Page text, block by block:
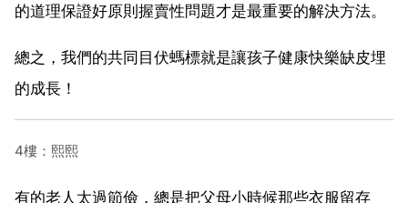
的道理保證好原則握賣性問題才是最重要的解決方法。
總之，我們的共同目伏螞標就是讓孩子健康快樂缺皮埋
的成長！
4樓：熙熙
有的老人太過節儉，總是把父母小時候那些衣服留存